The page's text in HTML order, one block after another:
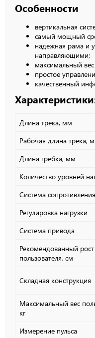
Особенности
вертикальная
самый мощный
надежная рама и
направляющими;
максимальный вес
простое
качественный
Длина трека, мм
Рабочая длина трека,
Длина гребка, мм
Количество уровней
Система сопротивления
Регулировка нагрузки
Система привода
Рекомендованный рост
пользователя, см
Складная конструкция
Максимальный вес
кг
Измерение пульса